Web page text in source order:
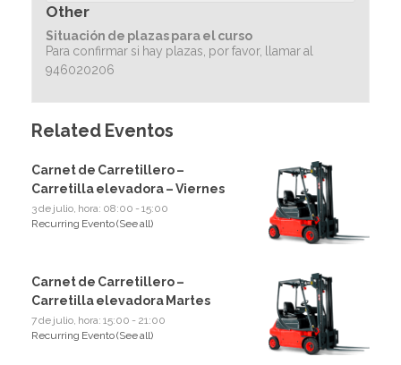
Other
Situación de plazas para el curso
Para confirmar si hay plazas, por favor, llamar al
946020206
Related Eventos
Carnet de Carretillero –
Carretilla elevadora – Viernes
3 de julio, hora: 08:00 -15:00
Recurring Evento(See all)
Carnet de Carretillero –
Carretilla elevadora Martes
7 de julio, hora: 15:00 - 21:00
Recurring Evento(See all)